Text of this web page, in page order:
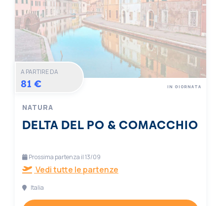
A PARTIRE DA
81 €
NATURA
DELTA DEL PO & COMACCHIO
IN GIORNATA
Prossima partenza il 13/09
Vedi tutte le partenze
Italia